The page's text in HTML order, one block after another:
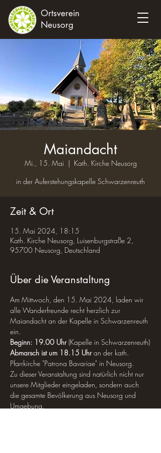
Ortsverein
Neusorg
Maiandacht
Mi., 15. Mai
  |
Kath. Kirche Neusorg
in der Auferstehungskapelle Schwarzenreuth
Zeit & Ort
15. Mai 2024, 18:15
Kath. Kirche Neusorg, Luisenburgstraße 2,
95700 Neusorg, Deutschland
Über die Veranstaltung
Am Mittwoch, den 15. Mai 2024, laden wir
alle Wanderfreunde recht herzlich zur
Maiandacht an der Kapelle in Schwarzenreuth
ein.
Beginn: 19.00 Uhr (Kapelle in Schwarzenreuth)
Abmarsch ist um 18.15 Uhr an der kath.
Pfarrkirche "Patrona Bavariae" in Neusorg.
Zu dieser Veranstaltung sind natürlich nicht nur
unsere Mitglieder eingeladen, sondern auch
die gesamte Bevölkerung aus Neusorg und
Umgebung.